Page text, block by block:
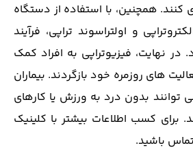
کنند. همچنین، با استفاده از دستگاه
و اولتراسوند تراپی، فرآیند
نهایت، فیزیوتراپی به افراد کمک
‌های روزمره خود بازگردند. بیماران
توانند بدون درد به ورزش یا کارهای
برای کسب اطلاعات بیشتر با کلینیک
باشید.